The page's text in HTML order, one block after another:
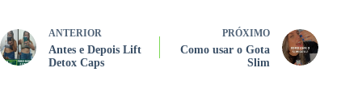
ANTERIOR
Antes e Depois Lift
Detox Caps
PRÓXIMO
Como usar o Gota
Slim